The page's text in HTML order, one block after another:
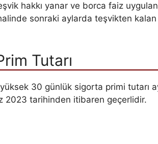
hakkı yanar ve borca faiz
sonraki aylarda teşvikten
Tutarı
30 günlük sigorta primi tutarı
2023 tarihinden itibaren geçerlidir.